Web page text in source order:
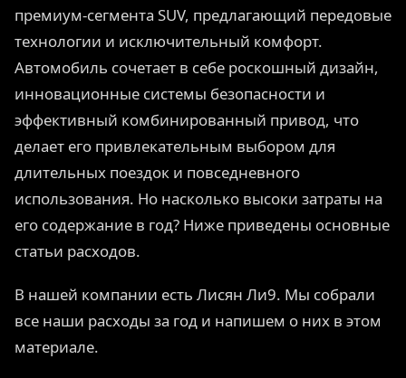
премиум-сегмента SUV, предлагающий передовые
технологии и исключительный комфорт.
Автомобиль сочетает в себе роскошный дизайн,
инновационные системы безопасности и
эффективный комбинированный привод, что
делает его привлекательным выбором для
длительных поездок и повседневного
использования. Но насколько высоки затраты на
его содержание в год? Ниже приведены основные
статьи расходов.
В нашей компании есть Лисян Ли9. Мы собрали
все наши расходы за год и напишем о них в этом
материале.